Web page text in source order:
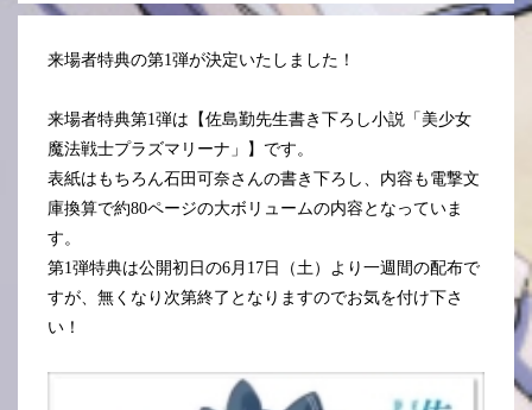
来場者特典の第1弾が決定いたしました！
来場者特典第1弾は【佐島勤先生書き下ろし小説「美少女
魔法戦士プラズマリーナ」】です。
表紙はもちろん石田可奈さんの書き下ろし、内容も電撃文
庫換算で約80ページの大ボリュームの内容となっていま
す。
第1弾特典は公開初日の6月17日（土）より一週間の配布で
すが、無くなり次第終了となりますのでお気を付け下さ
い！